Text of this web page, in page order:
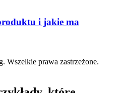
i jakie ma
prawa zastrzeżone.